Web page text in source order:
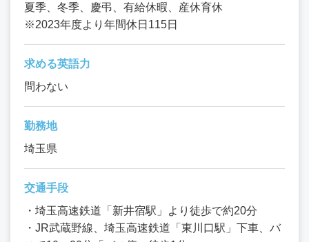
夏季、冬季、慶弔、有給休暇、産休育休
※2023年度より年間休日115日
求める英語力
問わない
勤務地
埼玉県
交通手段
・埼玉高速鉄道「新井宿駅」より徒歩で約20分
・JR武蔵野線、埼玉高速鉄道「東川口駅」下車、バ